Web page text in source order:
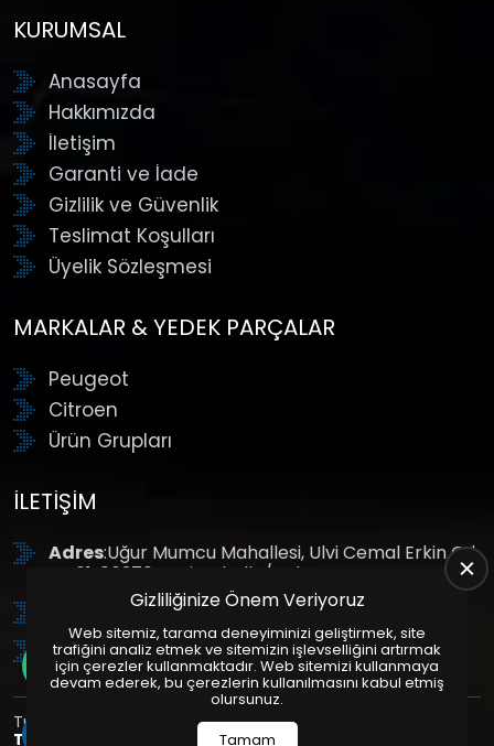
KURUMSAL
Anasayfa
Hakkımızda
İletişim
Garanti ve İade
Gizlilik ve Güvenlik
Teslimat Koşulları
Üyelik Sözleşmesi
MARKALAR & YEDEK PARÇALAR
Peugeot
Citroen
Ürün Grupları
İLETIŞIM
Adres:Uğur Mumcu Mahallesi, Ulvi Cemal Erkin Cd.
No:61, 06370 Yenimahalle/Ankara
: +90 (312) 354 8888
GSM: +90 (532) 343 4085
Tüm Hakları Saklıdır. | Bu site Us Yazılım
Tasarım
Paketleri ile Hazırlanmıştır. © 2025
Gizliliğinize Önem Veriyoruz
Web sitemiz, tarama deneyiminizi geliştirmek, site
trafiğini analiz etmek ve sitemizin işlevselliğini artırmak
için çerezler kullanmaktadır. Web sitemizi kullanmaya
devam ederek, bu çerezlerin kullanılmasını kabul etmiş
olursunuz.
Tamam